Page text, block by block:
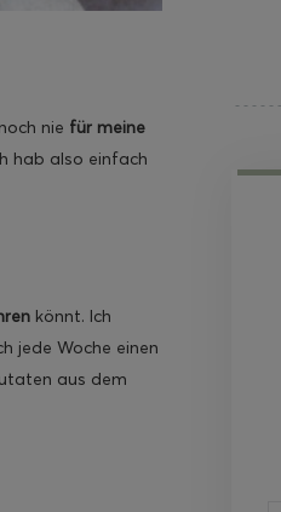
noch nie für meine
hab also einfach
könnt. Ich
jede Woche einen
aus dem